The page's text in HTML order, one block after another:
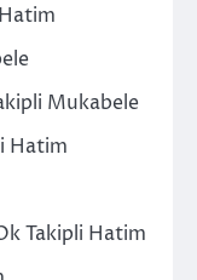
Mukabele
Hatim
Takipli Hatim